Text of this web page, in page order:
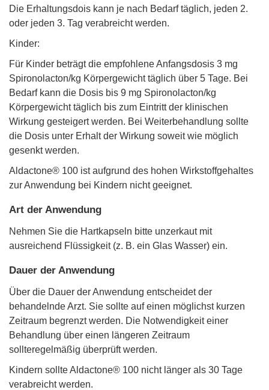
Die Erhaltungsdois kann je nach Bedarf täglich, jeden 2.
oder jeden 3. Tag verabreicht werden.
Kinder:
Für Kinder beträgt die empfohlene Anfangsdosis 3 mg
Spironolacton/kg Körpergewicht täglich über 5 Tage. Bei
Bedarf kann die Dosis bis 9 mg Spironolacton/kg
Körpergewicht täglich bis zum Eintritt der klinischen
Wirkung gesteigert werden. Bei Weiterbehandlung sollte
die Dosis unter Erhalt der Wirkung soweit wie möglich
gesenkt werden.
Aldactone® 100 ist aufgrund des hohen Wirkstoffgehaltes
zur Anwendung bei Kindern nicht geeignet.
Art der Anwendung
Nehmen Sie die Hartkapseln bitte unzerkaut mit
ausreichend Flüssigkeit (z. B. ein Glas Wasser) ein.
Dauer der Anwendung
Über die Dauer der Anwendung entscheidet der
behandelnde Arzt. Sie sollte auf einen möglichst kurzen
Zeitraum begrenzt werden. Die Notwendigkeit einer
Behandlung über einen längeren Zeitraum
sollteregelmäßig überprüft werden.
Kindern sollte Aldactone® 100 nicht länger als 30 Tage
verabreicht werden.